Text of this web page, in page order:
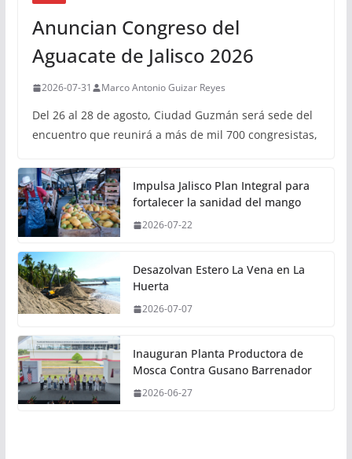
Anuncian Congreso del
Aguacate de Jalisco 2026
2026-07-31 Marco Antonio Guizar Reyes
Del 26 al 28 de agosto, Ciudad Guzmán será sede del
encuentro que reunirá a más de mil 700 congresistas,
Impulsa Jalisco Plan Integral para
fortalecer la sanidad del mango
2026-07-22
Desazolvan Estero La Vena en La
Huerta
2026-07-07
Inauguran Planta Productora de
Mosca Contra Gusano Barrenador
2026-06-27